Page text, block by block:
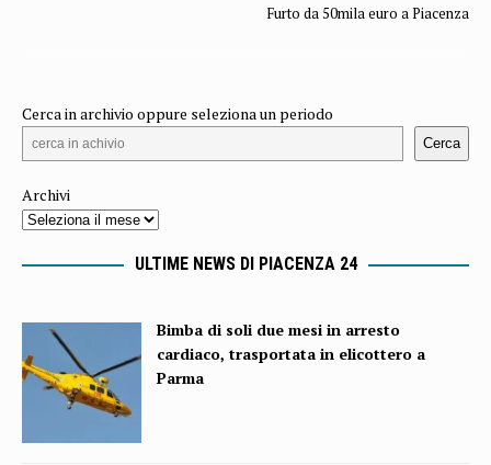
Furto da 50mila euro a Piacenza
Cerca in archivio oppure seleziona un periodo
Cerca
Archivi
ULTIME NEWS DI PIACENZA 24
Bimba di soli due mesi in arresto
cardiaco, trasportata in elicottero a
Parma